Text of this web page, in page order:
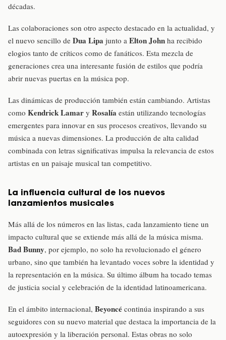
décadas.
Las colaboraciones son otro aspecto destacado en la actualidad, y
el nuevo sencillo de Dua Lipa junto a Elton John ha recibido
elogios tanto de críticos como de fanáticos. Esta mezcla de
generaciones crea una interesante fusión de estilos que podría
abrir nuevas puertas en la música pop.
Las dinámicas de producción también están cambiando. Artistas
como Kendrick Lamar y Rosalía están utilizando tecnologías
emergentes para innovar en sus procesos creativos, llevando su
música a nuevas dimensiones. La producción de alta calidad
combinada con letras significativas impulsa la relevancia de estos
artistas en un paisaje musical tan competitivo.
La influencia cultural de los nuevos
lanzamientos musicales
Más allá de los números en las listas, cada lanzamiento tiene un
impacto cultural que se extiende más allá de la música misma.
Bad Bunny, por ejemplo, no solo ha revolucionado el género
urbano, sino que también ha levantado voces sobre la identidad y
la representación en la música. Su último álbum ha tocado temas
de justicia social y celebración de la identidad latinoamericana.
En el ámbito internacional, Beyoncé continúa inspirando a sus
seguidores con su nuevo material que destaca la importancia de la
autoexpresión y la liberación personal. Estas obras no solo